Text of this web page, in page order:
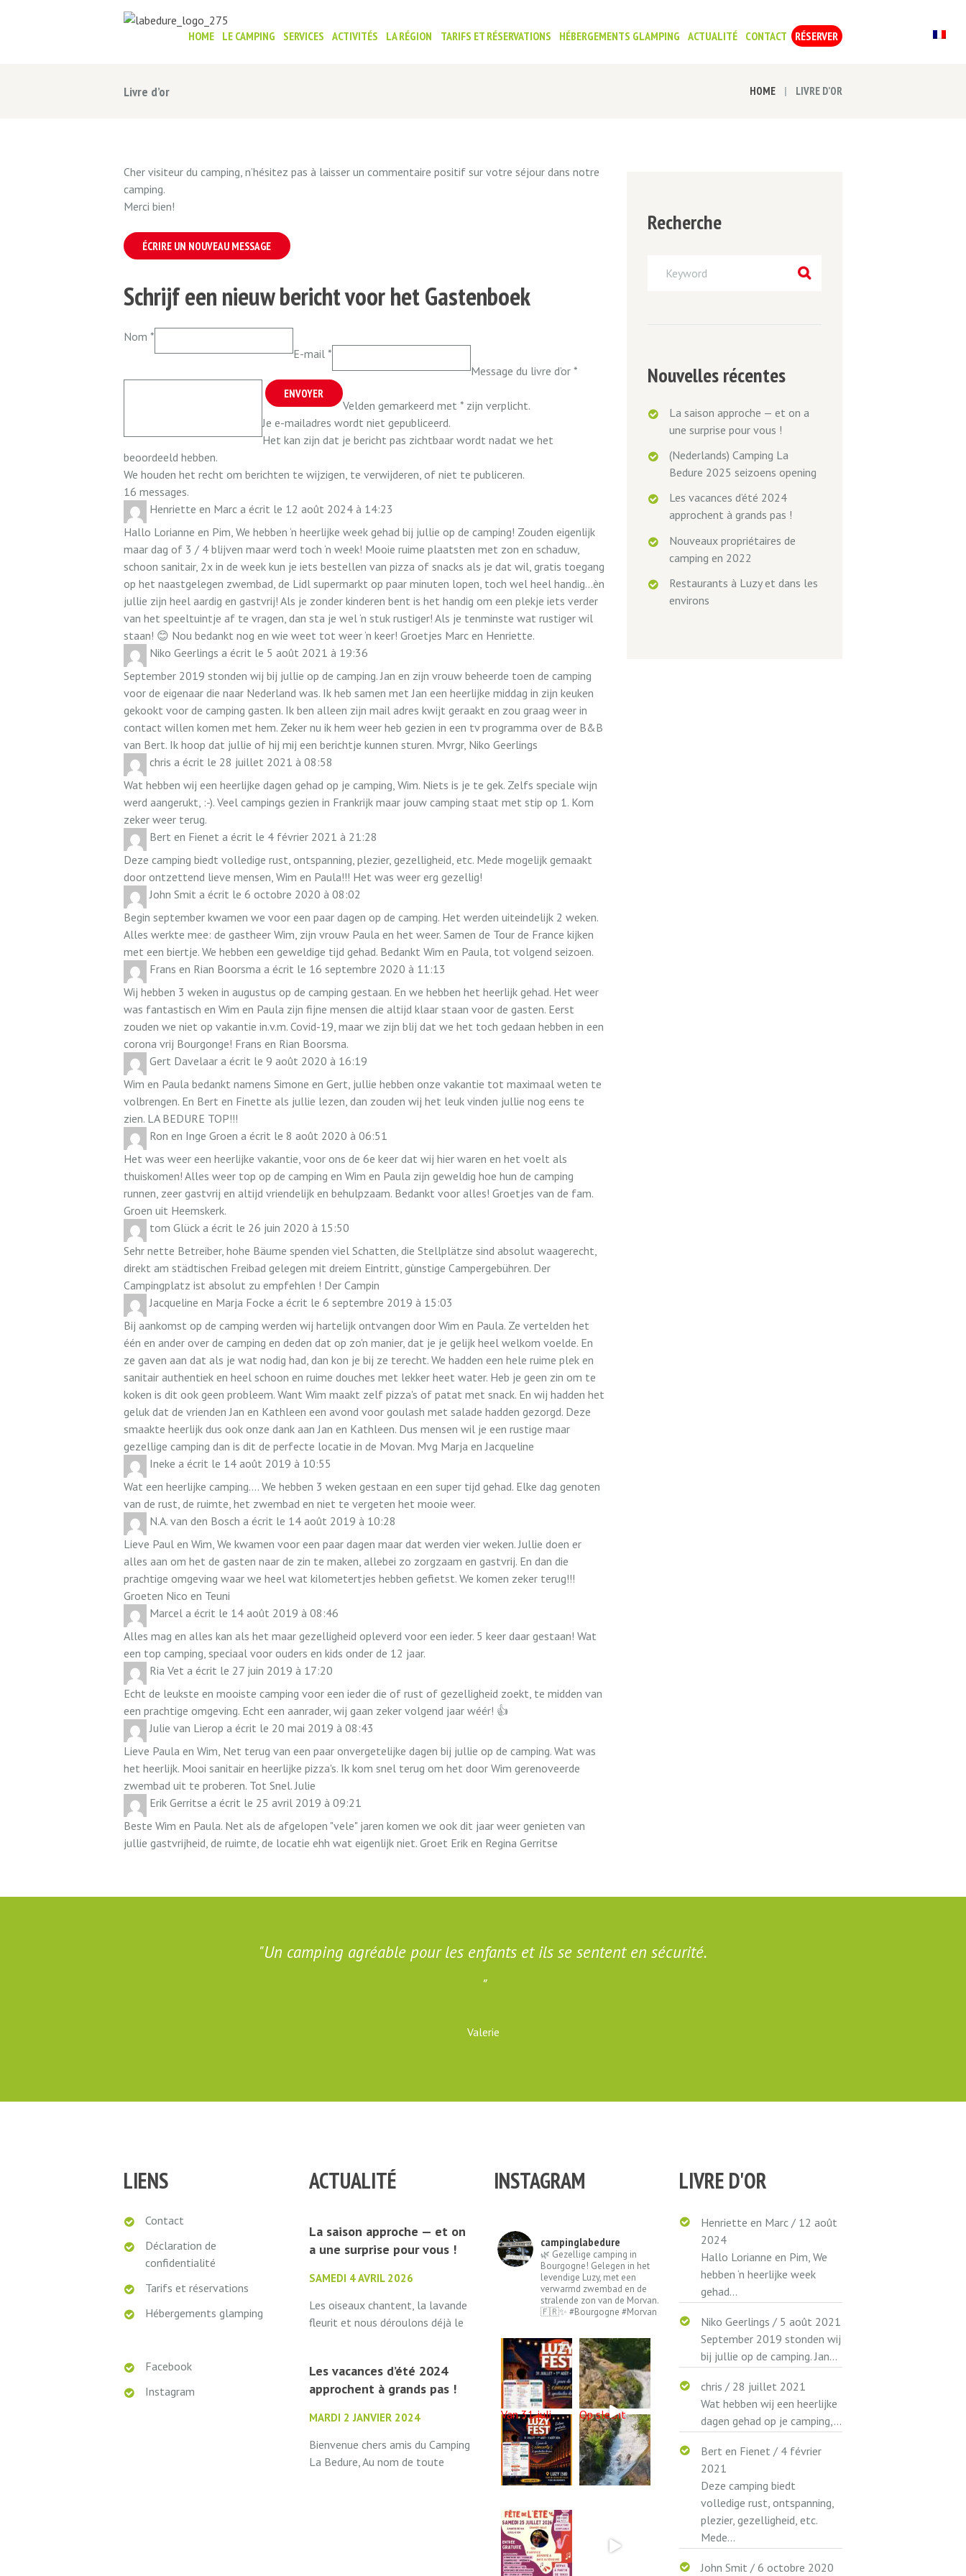
HOME LE CAMPING SERVICES ACTIVITÉS LA RÉGION TARIFS ET RÉSERVATIONS HÉBERGEMENTS GLAMPING ACTUALITÉ CONTACT RÉSERVER
Livre d’or HOME LIVRE D’OR
Cher visiteur du camping, n’hésitez pas à laisser un commentaire positif sur votre séjour dans notre
camping.
Merci bien!
Schrijf een nieuw bericht voor het Gastenboek
Nom *
E-mail *
Message du livre d’or *
Velden gemarkeerd met * zijn verplicht.
Je e-mailadres wordt niet gepubliceerd.
Het kan zijn dat je bericht pas zichtbaar wordt nadat we het
beoordeeld hebben.
We houden het recht om berichten te wijzigen, te verwijderen, of niet te publiceren.
16 messages.
Henriette en Marc a écrit le 12 août 2024 à 14:23
Hallo Lorianne en Pim, We hebben ‘n heerlijke week gehad bij jullie op de camping! Zouden eigenlijk
maar dag of 3 / 4 blijven maar werd toch ‘n week! Mooie ruime plaatsten met zon en schaduw,
schoon sanitair, 2x in de week kun je iets bestellen van pizza of snacks als je dat wil, gratis toegang
op het naastgelegen zwembad, de Lidl supermarkt op paar minuten lopen, toch wel heel handig…èn
jullie zijn heel aardig en gastvrij! Als je zonder kinderen bent is het handig om een plekje iets verder
van het speeltuintje af te vragen, dan sta je wel ‘n stuk rustiger! Als je tenminste wat rustiger wil
staan! 😊 Nou bedankt nog en wie weet tot weer ‘n keer! Groetjes Marc en Henriette.
Niko Geerlings a écrit le 5 août 2021 à 19:36
September 2019 stonden wij bij jullie op de camping. Jan en zijn vrouw beheerde toen de camping
voor de eigenaar die naar Nederland was. Ik heb samen met Jan een heerlijke middag in zijn keuken
gekookt voor de camping gasten. Ik ben alleen zijn mail adres kwijt geraakt en zou graag weer in
contact willen komen met hem. Zeker nu ik hem weer heb gezien in een tv programma over de B&B
van Bert. Ik hoop dat jullie of hij mij een berichtje kunnen sturen. Mvrgr, Niko Geerlings
chris a écrit le 28 juillet 2021 à 08:58
Wat hebben wij een heerlijke dagen gehad op je camping, Wim. Niets is je te gek. Zelfs speciale wijn
werd aangerukt, :-). Veel campings gezien in Frankrijk maar jouw camping staat met stip op 1. Kom
zeker weer terug.
Bert en Fienet a écrit le 4 février 2021 à 21:28
Deze camping biedt volledige rust, ontspanning, plezier, gezelligheid, etc. Mede mogelijk gemaakt
door ontzettend lieve mensen, Wim en Paula!!! Het was weer erg gezellig!
John Smit a écrit le 6 octobre 2020 à 08:02
Begin september kwamen we voor een paar dagen op de camping. Het werden uiteindelijk 2 weken.
Alles werkte mee: de gastheer Wim, zijn vrouw Paula en het weer. Samen de Tour de France kijken
met een biertje. We hebben een geweldige tijd gehad. Bedankt Wim en Paula, tot volgend seizoen.
Frans en Rian Boorsma a écrit le 16 septembre 2020 à 11:13
Wij hebben 3 weken in augustus op de camping gestaan. En we hebben het heerlijk gehad. Het weer
was fantastisch en Wim en Paula zijn fijne mensen die altijd klaar staan voor de gasten. Eerst
zouden we niet op vakantie in.v.m. Covid-19, maar we zijn blij dat we het toch gedaan hebben in een
corona vrij Bourgonge! Frans en Rian Boorsma.
Gert Davelaar a écrit le 9 août 2020 à 16:19
Wim en Paula bedankt namens Simone en Gert, jullie hebben onze vakantie tot maximaal weten te
volbrengen. En Bert en Finette als jullie lezen, dan zouden wij het leuk vinden jullie nog eens te
zien. LA BEDURE TOP!!!
Ron en Inge Groen a écrit le 8 août 2020 à 06:51
Het was weer een heerlijke vakantie, voor ons de 6e keer dat wij hier waren en het voelt als
thuiskomen! Alles weer top op de camping en Wim en Paula zijn geweldig hoe hun de camping
runnen, zeer gastvrij en altijd vriendelijk en behulpzaam. Bedankt voor alles! Groetjes van de fam.
Groen uit Heemskerk.
tom Glück a écrit le 26 juin 2020 à 15:50
Sehr nette Betreiber, hohe Bäume spenden viel Schatten, die Stellplätze sind absolut waagerecht,
direkt am städtischen Freibad gelegen mit dreiem Eintritt, gùnstige Campergebühren. Der
Campingplatz ist absolut zu empfehlen ! Der Campin
Jacqueline en Marja Focke a écrit le 6 septembre 2019 à 15:03
Bij aankomst op de camping werden wij hartelijk ontvangen door Wim en Paula. Ze vertelden het
één en ander over de camping en deden dat op zo'n manier, dat je je gelijk heel welkom voelde. En
ze gaven aan dat als je wat nodig had, dan kon je bij ze terecht. We hadden een hele ruime plek en
sanitair authentiek en heel schoon en ruime douches met lekker heet water. Heb je geen zin om te
koken is dit ook geen probleem. Want Wim maakt zelf pizza's of patat met snack. En wij hadden het
geluk dat de vrienden Jan en Kathleen een avond voor goulash met salade hadden gezorgd. Deze
smaakte heerlijk dus ook onze dank aan Jan en Kathleen. Dus mensen wil je een rustige maar
gezellige camping dan is dit de perfecte locatie in de Movan. Mvg Marja en Jacqueline
Ineke a écrit le 14 août 2019 à 10:55
Wat een heerlijke camping.... We hebben 3 weken gestaan en een super tijd gehad. Elke dag genoten
van de rust, de ruimte, het zwembad en niet te vergeten het mooie weer.
N.A. van den Bosch a écrit le 14 août 2019 à 10:28
Lieve Paul en Wim, We kwamen voor een paar dagen maar dat werden vier weken. Jullie doen er
alles aan om het de gasten naar de zin te maken, allebei zo zorgzaam en gastvrij. En dan die
prachtige omgeving waar we heel wat kilometertjes hebben gefietst. We komen zeker terug!!!
Groeten Nico en Teuni
Marcel a écrit le 14 août 2019 à 08:46
Alles mag en alles kan als het maar gezelligheid opleverd voor een ieder. 5 keer daar gestaan! Wat
een top camping, speciaal voor ouders en kids onder de 12 jaar.
Ria Vet a écrit le 27 juin 2019 à 17:20
Echt de leukste en mooiste camping voor een ieder die of rust of gezelligheid zoekt, te midden van
een prachtige omgeving. Echt een aanrader, wij gaan zeker volgend jaar wéér! 👍
Julie van Lierop a écrit le 20 mai 2019 à 08:43
Lieve Paula en Wim, Net terug van een paar onvergetelijke dagen bij jullie op de camping. Wat was
het heerlijk. Mooi sanitair en heerlijke pizza's. Ik kom snel terug om het door Wim gerenoveerde
zwembad uit te proberen. Tot Snel. Julie
Erik Gerritse a écrit le 25 avril 2019 à 09:21
Beste Wim en Paula. Net als de afgelopen "vele" jaren komen we ook dit jaar weer genieten van
jullie gastvrijheid, de ruimte, de locatie ehh wat eigenlijk niet. Groet Erik en Regina Gerritse
Recherche
Nouvelles récentes
La saison approche — et on a
une surprise pour vous !
(Nederlands) Camping La
Bedure 2025 seizoens opening
Les vacances d’été 2024
approchent à grands pas !
Nouveaux propriétaires de
camping en 2022
Restaurants à Luzy et dans les
environs
Un camping agréable pour les enfants et ils se sentent en sécurité.
Valerie
LIENS
Contact
Déclaration de
confidentialité
Tarifs et réservations
Hébergements glamping
Facebook
Instagram
ACTUALITÉ
La saison approche — et on
a une surprise pour vous !
SAMEDI 4 AVRIL 2026
Les oiseaux chantent, la lavande
fleurit et nous déroulons déjà le
mai 2026 à tous...
Les vacances d’été 2024
approchent à grands pas !
MARDI 2 JANVIER 2024
Bienvenue chers amis du Camping
La Bedure, Au nom de toute
INSTAGRAM
campinglabedure
🌿 Gezellige camping in
Bourgogne! Gelegen in het
levendige Luzy, met een
verwarmd zwembad en de
stralende zon van de Morvan.
🇫🇷✨ #Bourgogne #Morvan
Van 31 juli Op slecht
LIVRE D'OR
Henriette en Marc/ 12 août
2024
Hallo Lorianne en Pim, We
hebben ‘n heerlijke week
gehad...
Niko Geerlings / 5 août 2021
September 2019 stonden wij
bij jullie op de camping. Jan...
chris / 28 juillet 2021
Wat hebben wij een heerlijke
dagen gehad op je camping,...
Bert en Fienet / 4 février
2021
Deze camping biedt
volledige rust, ontspanning,
plezier, gezelligheid, etc.
Mede...
John Smit / 6 octobre 2020